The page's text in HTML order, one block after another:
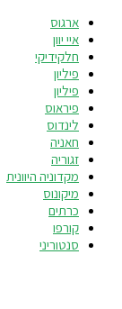
ארגוס
איי יוון
חלקידיקי
פיליון
פיליון
פיראוס
לינדוס
חאניה
זגוריה
מקדוניה היוונית
מיקונוס
כרתים
קורפו
סנטוריני